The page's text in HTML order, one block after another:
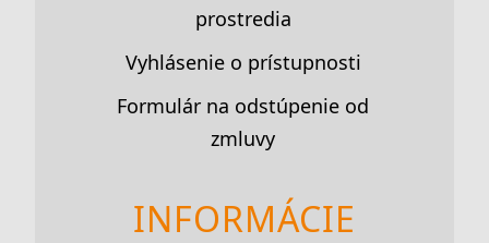
prostredia
Vyhlásenie o prístupnosti
Formulár na odstúpenie od
zmluvy
INFORMÁCIE